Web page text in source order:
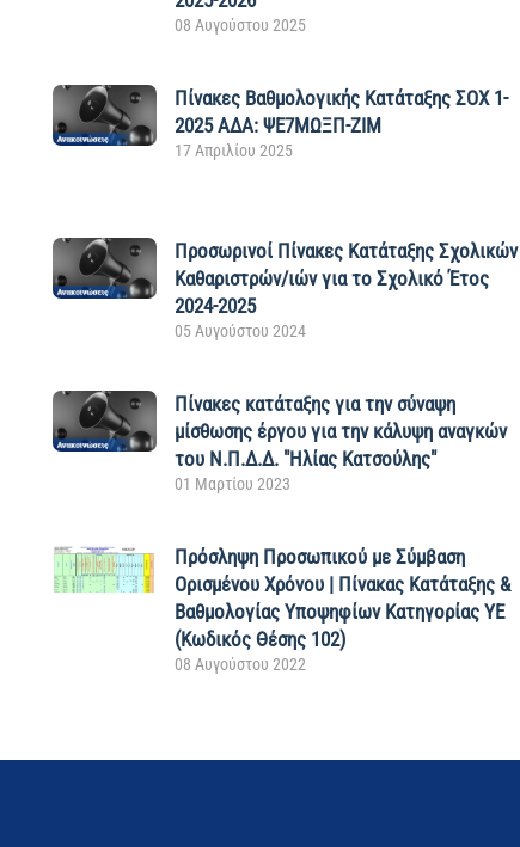
08 Αυγούστου 2025
Πίνακες Βαθμολογικής Κατάταξης ΣΟΧ 1-
2025 ΑΔΑ: ΨΕ7ΜΩΞΠ-ΖΙΜ
17 Απριλίου 2025
Προσωρινοί Πίνακες Κατάταξης Σχολικών
Καθαριστρών/ιών για το Σχολικό Έτος
2024-2025
05 Αυγούστου 2024
Πίνακες κατάταξης για την σύναψη
μίσθωσης έργου για την κάλυψη αναγκών
του Ν.Π.Δ.Δ. "Ηλίας Κατσούλης"
01 Μαρτίου 2023
Πρόσληψη Προσωπικού με Σύμβαση
Ορισμένου Χρόνου | Πίνακας Κατάταξης &
Βαθμολογίας Υποψηφίων Κατηγορίας ΥΕ
(Κωδικός Θέσης 102)
08 Αυγούστου 2022